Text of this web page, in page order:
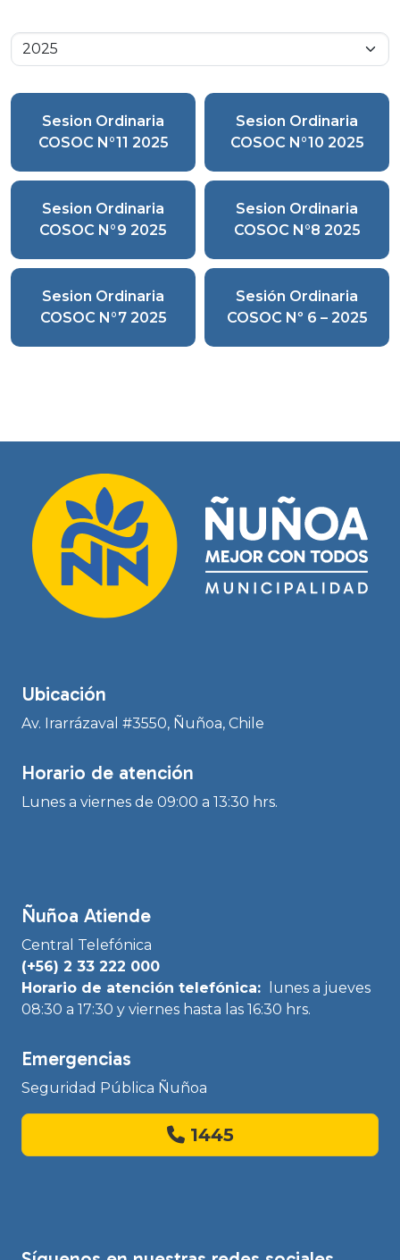
Sesion Ordinaria
COSOC N°11 2025
Sesion Ordinaria
COSOC N°10 2025
Sesion Ordinaria
COSOC N°9 2025
Sesion Ordinaria
COSOC N°8 2025
Sesion Ordinaria
COSOC N°7 2025
Sesión Ordinaria
COSOC Nº 6 – 2025
Ubicación
Av. Irarrázaval #3550, Ñuñoa, Chile
Horario de atención
Lunes a viernes de 09:00 a 13:30 hrs.
Ñuñoa Atiende
Central Telefónica
(+56) 2 33 222 000
Horario de atención telefónica:
lunes a jueves
08:30 a 17:30 y viernes hasta las 16:30 hrs.
Emergencias
Seguridad Pública Ñuñoa
1445